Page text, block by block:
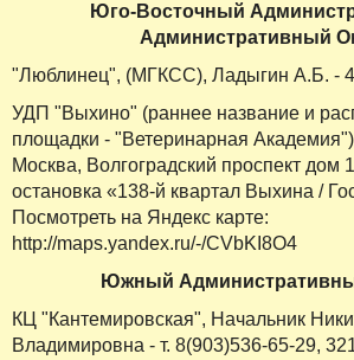
Юго-Восточный
Административный
"Люблинец", (МГКСС), Ладыгин А.Б. -
УДП "Выхино" (раннее название и
площадки - "Ветеринарная
Москва, Волгоградский проспект дом
остановка «138-й квартал Выхина /
Посмотреть на Яндекс карте:
http://maps.yandex.ru/-/CVbKI8O4
Южный
КЦ "Кантемировская", Начальник
Владимировна - т. 8(903)536-65-29,